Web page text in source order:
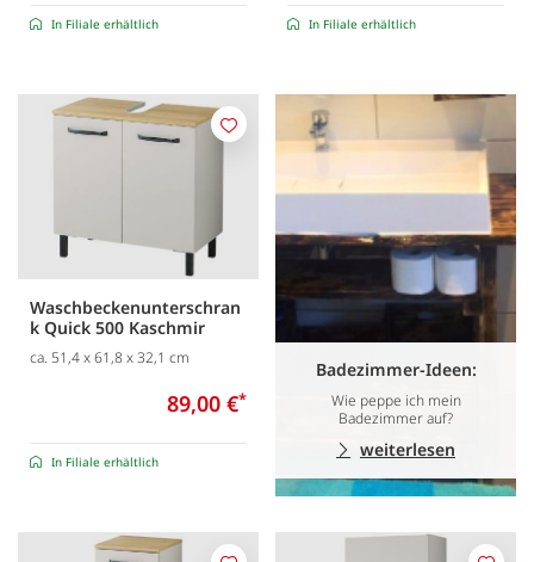
In Filiale erhältlich In Filiale erhältlich
Waschbeckenunterschran
k Quick 500 Kaschmir
ca. 51,4 x 61,8 x 32,1 cm
89,00 €*
In Filiale erhältlich
Merken
Badezimmer-Ideen:
Wie peppe ich mein
Badezimmer auf?
weiterlesen